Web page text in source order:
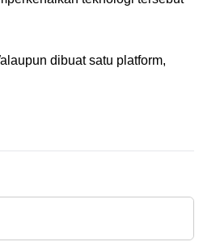
dibuat satu platform,